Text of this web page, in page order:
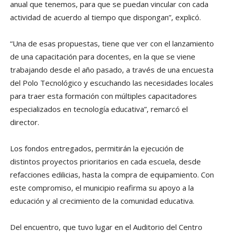
anual que tenemos, para que se puedan vincular con cada
actividad de acuerdo al tiempo que dispongan”, explicó.
“Una de esas propuestas, tiene que ver con el lanzamiento
de una capacitación para docentes, en la que se viene
trabajando desde el año pasado, a través de una encuesta
del Polo Tecnológico y escuchando las necesidades locales
para traer esta formación con múltiples capacitadores
especializados en tecnología educativa”, remarcó el
director.
Los fondos entregados, permitirán la ejecución de
distintos proyectos prioritarios en cada escuela, desde
refacciones edilicias, hasta la compra de equipamiento. Con
este compromiso, el municipio reafirma su apoyo a la
educación y al crecimiento de la comunidad educativa.
Del encuentro, que tuvo lugar en el Auditorio del Centro